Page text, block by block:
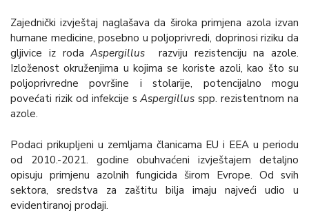
Zajednički izvještaj naglašava da široka primjena azola izvan
humane medicine, posebno u poljoprivredi, doprinosi riziku da
gljivice iz rodaAspergillus razviju rezistenciju na azole.
Izloženost okruženjima u kojima se koriste azoli, kao što su
poljoprivredne površine i stolarije, potencijalno mogu
povećati rizik od infekcije sAspergillusspp. rezistentnom na
azole.
Podaci prikupljeni u zemljama članicama EU i EEA u periodu
od 2010.-2021. godine obuhvaćeni izvještajem detaljno
opisuju primjenu azolnih fungicida širom Evrope. Od svih
sektora, sredstva za zaštitu bilja imaju najveći udio u
evidentiranoj prodaji.